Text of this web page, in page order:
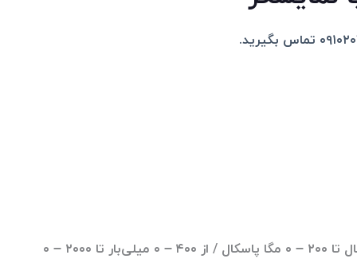
گیج: از ۴۰ – ۰ کیلو پاسکال تا ۲۰۰ – ۰ مگا پاسکال / از ۴۰۰ – ۰ میلی‌بار تا ۲۰۰۰ – ۰